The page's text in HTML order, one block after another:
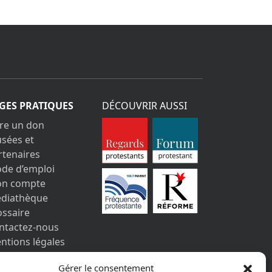
Gérer le consentement
PRATIQUES
un don
et
d’emploi
compte
nous
légales
informations
DÉCOUVRIR AUSSI